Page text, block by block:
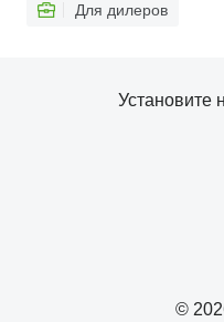
Для дилеров
©
Установите